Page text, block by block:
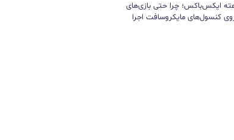
۱۶ ساعته ایکس‌باکس؛ چرا حتی بازی‌های
کنسول‌های مایکروسافت اجرا